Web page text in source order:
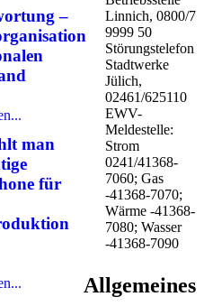
–
man
für
Linnich, 0800/7
9999 50
Störungstelefon
Stadtwerke
Jülich,
02461/625110
EWV-
Meldestelle:
Strom
0241/41368-
7060; Gas
-41368-7070;
Wärme -41368-
7080; Wasser
-41368-7090
Allgemeines